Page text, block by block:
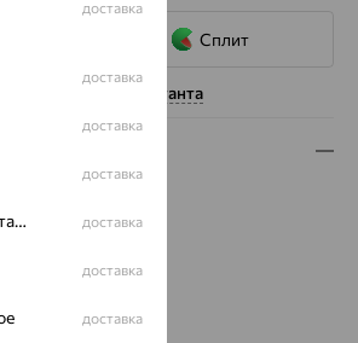
Сплит
помощь консультанта
доставка
доставка
доставка
доставка
Александровское, Ставропольский край доставка
доставка
доставка